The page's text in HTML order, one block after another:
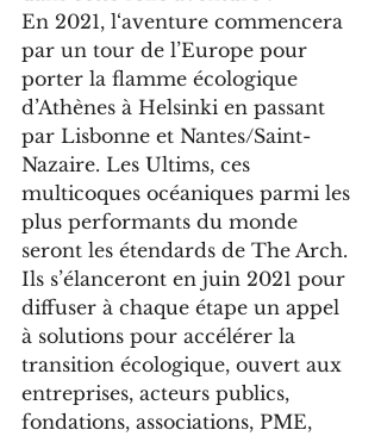
En 2021, l‘aventure commencera
par un tour de l’Europe pour
porter la flamme écologique
d’Athènes à Helsinki en passant
par Lisbonne et Nantes/Saint-
Nazaire. Les Ultims, ces
multicoques océaniques parmi les
plus performants du monde
seront les étendards de The Arch.
Ils s’élanceront en juin 2021 pour
diffuser à chaque étape un appel
à solutions pour accélérer la
transition écologique, ouvert aux
entreprises, acteurs publics,
fondations, associations, PME,